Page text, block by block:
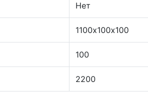
Нет
1100х100х100
100
2200